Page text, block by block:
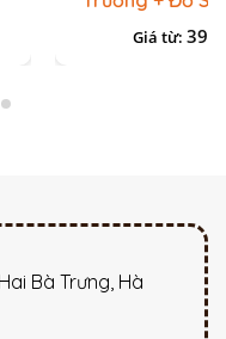
Giá từ:
Bà Trưng, Hà